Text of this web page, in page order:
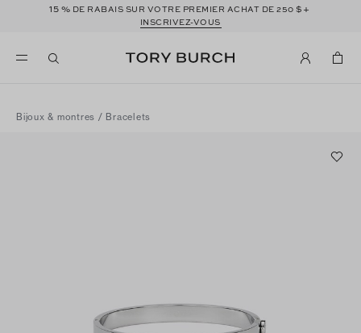
15 % DE RABAIS SUR VOTRE PREMIER ACHAT DE 250$+
INSCRIVEZ-VOUS
Bijoux & montres / Bracelets